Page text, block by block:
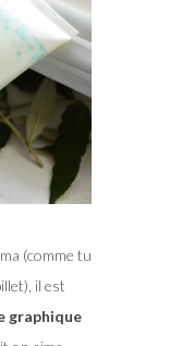
(comme tu
il est
graphique